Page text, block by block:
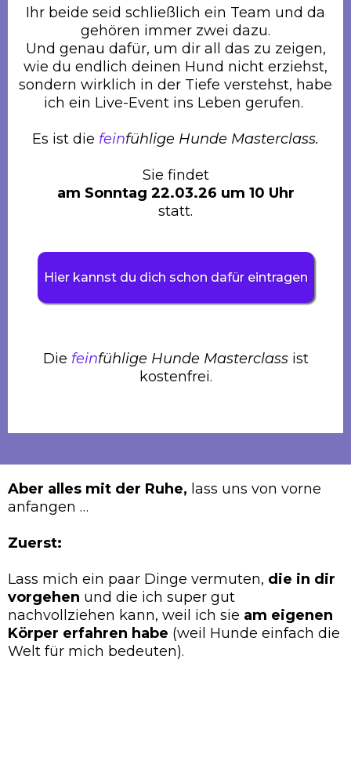
Ihr beide seid schließlich ein Team und da
gehören immer zwei dazu.
Und genau dafür, um dir all das zu zeigen,
wie du endlich deinen Hund nicht erziehst,
sondern wirklich in der Tiefe verstehst, habe
ich ein Live-Event ins Leben gerufen.
Es ist die feinfühlige Hunde Masterclass.
Sie findet
am Sonntag 22.03.26 um 10 Uhr
statt.
Hier kannst du dich schon dafür eintragen
Die feinfühlige Hunde Masterclassist
kostenfrei.
Aber alles mit der Ruhe, lass uns von vorne
anfangen …
Zuerst:
Lass mich ein paar Dinge vermuten, die in dir
vorgehen und die ich super gut
nachvollziehen kann, weil ich sie am eigenen
Körper erfahren habe (weil Hunde einfach die
Welt für mich bedeuten).